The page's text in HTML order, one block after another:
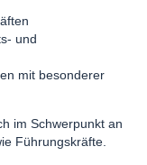
und
mit besonderer
im Schwerpunkt an
Führungskräfte.